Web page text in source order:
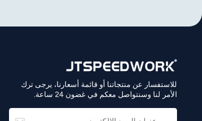
للاستفسار عن منتجاتنا أو قائمة أسعارنا، يرجى ترك
الأمر لنا وسنتواصل معكم في غضون 24 ساعة.